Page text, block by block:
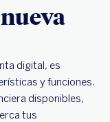
digital, es
y funciones.
disponibles,
tus